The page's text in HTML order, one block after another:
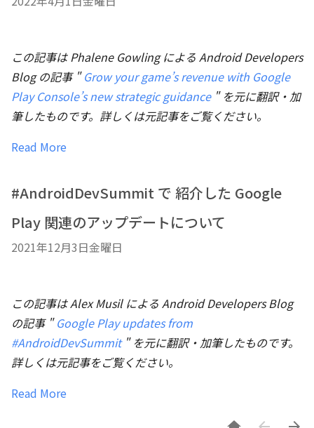
この記事は Phalene Gowling による Android Developers
Blog の記事 "Grow your game’s revenue with Google
Play Console’s new strategic guidance" を元に翻訳・加
筆したものです。詳しくは元記事をご覧ください。
Read More
#AndroidDevSummit で 紹介した Google
Play 関連のアップデートについて
2021年12月3日金曜日
この記事は Alex Musil による Android Developers Blog
の記事 "Google Play updates from
#AndroidDevSummit " を元に翻訳・加筆したものです。
詳しくは元記事をご覧ください。
Read More